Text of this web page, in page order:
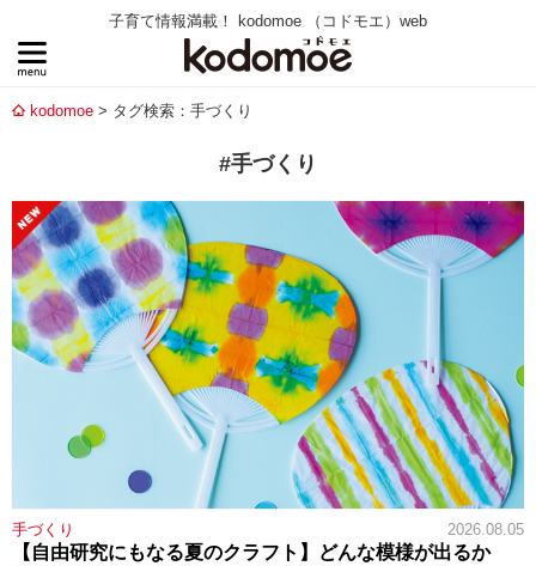
子育て情報満載！ kodomoe （コドモエ）web
kodomoe タグ検索：手づくり
#手づくり
手づくり 2026.08.05
【自由研究にもなる夏のクラフト】どんな模様が出るか